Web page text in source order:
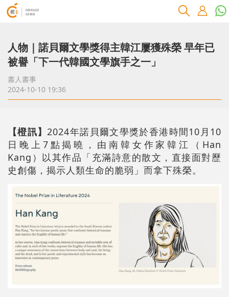
人物｜諾貝爾文學獎得主韓江屢獲殊榮 早年已
被譽「下一代韓國文學旗手之一」
書人書事
2024-10-10 19:36
【橙訊】 2024年諾貝爾文學獎於香港時間10月10
日晚上7點揭曉，由南韓女作家韓江（Han
Kang）以其作品「充滿詩意的散文，直接面對歷
史創傷，揭示人類生命的脆弱」而拿下殊榮。